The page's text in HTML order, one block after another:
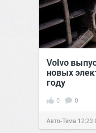
Volvo
новых
году
0 0
Авто-Тема 12:23